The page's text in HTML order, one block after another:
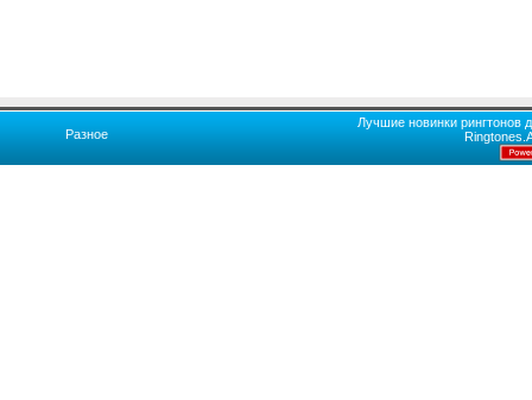
Разное
Лучшие новинки рингтонов